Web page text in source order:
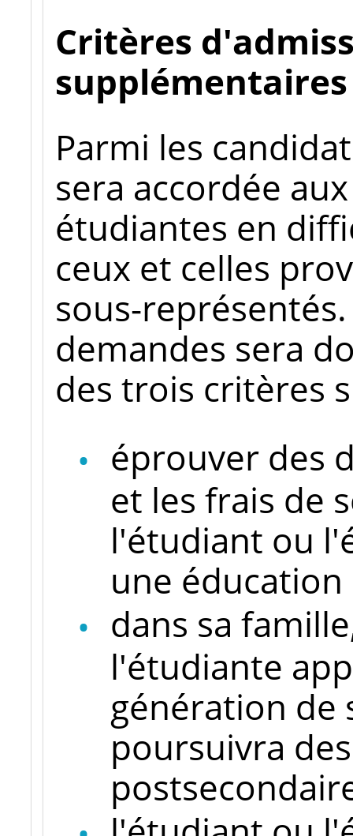
Critères
Parmi les
sera accordée
étudiantes en
ceux et celles
sous-
demandes sera
des trois critères
éprouver des
et les frais de
l'étudiant ou
une
dans sa
l'étudiante
génération de
poursuivra